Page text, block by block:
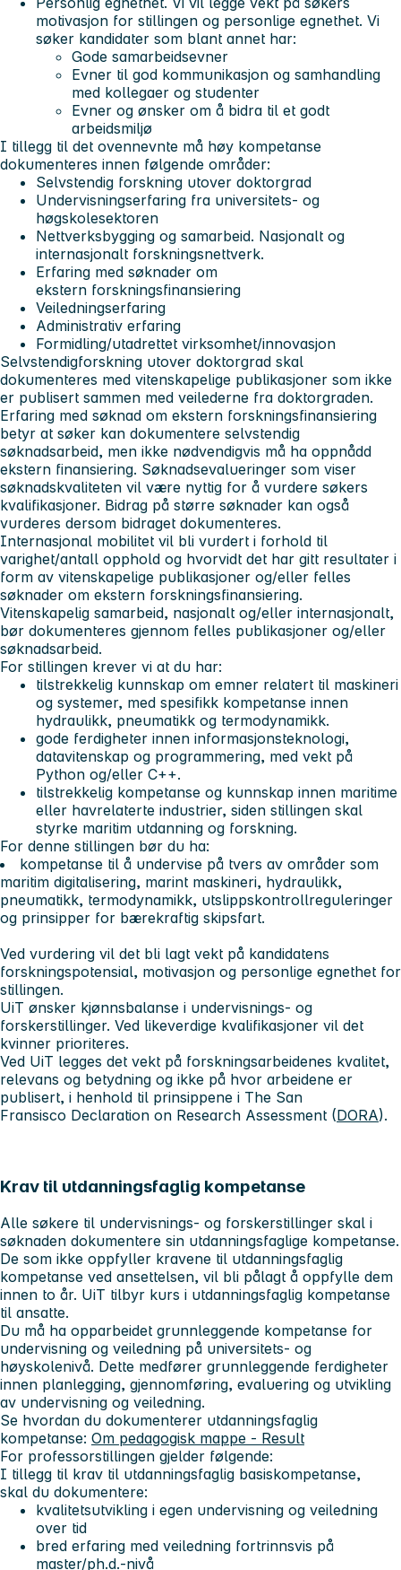
motivasjon for stillingen og personlige egnethet. Vi
søker kandidater som blant annet har:
Gode samarbeidsevner
Evner til god kommunikasjon og samhandling
med kollegaer og studenter
Evner og ønsker om å bidra til et godt
arbeidsmiljø
I tillegg til det ovennevnte må høy kompetanse
dokumenteres innen følgende områder:
Selvstendig forskning utover doktorgrad
Undervisningserfaring fra universitets- og
høgskolesektoren
Nettverksbygging og samarbeid. Nasjonalt og
internasjonalt forskningsnettverk.
Erfaring med søknader om
ekstern forskningsfinansiering
Veiledningserfaring
Administrativ erfaring
Formidling/utadrettet virksomhet/innovasjon
Selvstendigforskning utover doktorgrad skal
dokumenteres med vitenskapelige publikasjoner som ikke
er publisert sammen med veilederne fra doktorgraden.
Erfaring med søknad om ekstern forskningsfinansiering
betyr at søker kan dokumentere selvstendig
søknadsarbeid, men ikke nødvendigvis må ha oppnådd
ekstern finansiering. Søknadsevalueringer som viser
søknadskvaliteten vil være nyttig for å vurdere søkers
kvalifikasjoner. Bidrag på større søknader kan også
vurderes dersom bidraget dokumenteres.
Internasjonal mobilitet vil bli vurdert i forhold til
varighet/antall opphold og hvorvidt det har gitt resultater i
form av vitenskapelige publikasjoner og/eller felles
søknader om ekstern forskningsfinansiering.
Vitenskapelig samarbeid, nasjonalt og/eller internasjonalt,
bør dokumenteres gjennom felles publikasjoner og/eller
søknadsarbeid.
For stillingen krever vi at du har:
tilstrekkelig kunnskap om emner relatert til maskineri
og systemer, med spesifikk kompetanse innen
hydraulikk, pneumatikk og termodynamikk.
gode ferdigheter innen informasjonsteknologi,
datavitenskap og programmering, med vekt på
Python og/eller C++.
tilstrekkelig kompetanse og kunnskap innen maritime
eller havrelaterte industrier, siden stillingen skal
styrke maritim utdanning og forskning.
For denne stillingen bør du ha:
kompetanse til å undervise på tvers av områder som
maritim digitalisering, marint maskineri, hydraulikk,
pneumatikk, termodynamikk, utslippskontrollreguleringer
og prinsipper for bærekraftig skipsfart.
Ved vurdering vil det bli lagt vekt på kandidatens
forskningspotensial, motivasjon og personlige egnethet for
stillingen.
UiT ønsker kjønnsbalanse i undervisnings- og
forskerstillinger. Ved likeverdige kvalifikasjoner vil det
kvinner prioriteres.
Ved UiT legges det vekt på forskningsarbeidenes kvalitet,
relevans og betydning og ikke på hvor arbeidene er
publisert, i henhold til prinsippene i The San
Fransisco Declaration on Research Assessment (DORA).
Krav til utdanningsfaglig kompetanse
Alle søkere til undervisnings- og forskerstillinger skal i
søknaden dokumentere sin utdanningsfaglige kompetanse.
De som ikke oppfyller kravene til utdanningsfaglig
kompetanse ved ansettelsen, vil bli pålagt å oppfylle dem
innen to år. UiT tilbyr kurs i utdanningsfaglig kompetanse
til ansatte.
Du må ha opparbeidet grunnleggende kompetanse for
undervisning og veiledning på universitets- og
høyskolenivå. Dette medfører grunnleggende ferdigheter
innen planlegging, gjennomføring, evaluering og utvikling
av undervisning og veiledning.
Se hvordan du dokumenterer utdanningsfaglig
kompetanse: Om pedagogisk mappe - Result
For professorstillingen gjelder følgende:
I tillegg til krav til utdanningsfaglig basiskompetanse,
skal du dokumentere:
kvalitetsutvikling i egen undervisning og veiledning
over tid
bred erfaring med veiledning fortrinnsvis på
master/ph.d.-nivå